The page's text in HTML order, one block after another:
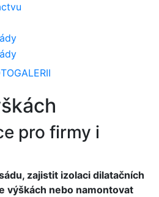
pro firmy i
zajistit izolaci dilatačních
výškách nebo namontovat